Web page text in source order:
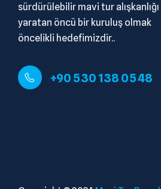
sürdürülebilir mavi tur alışkanlığı
yaratan öncü bir kuruluş olmak
öncelikli hedefimizdir..
+90 530 138 05 48